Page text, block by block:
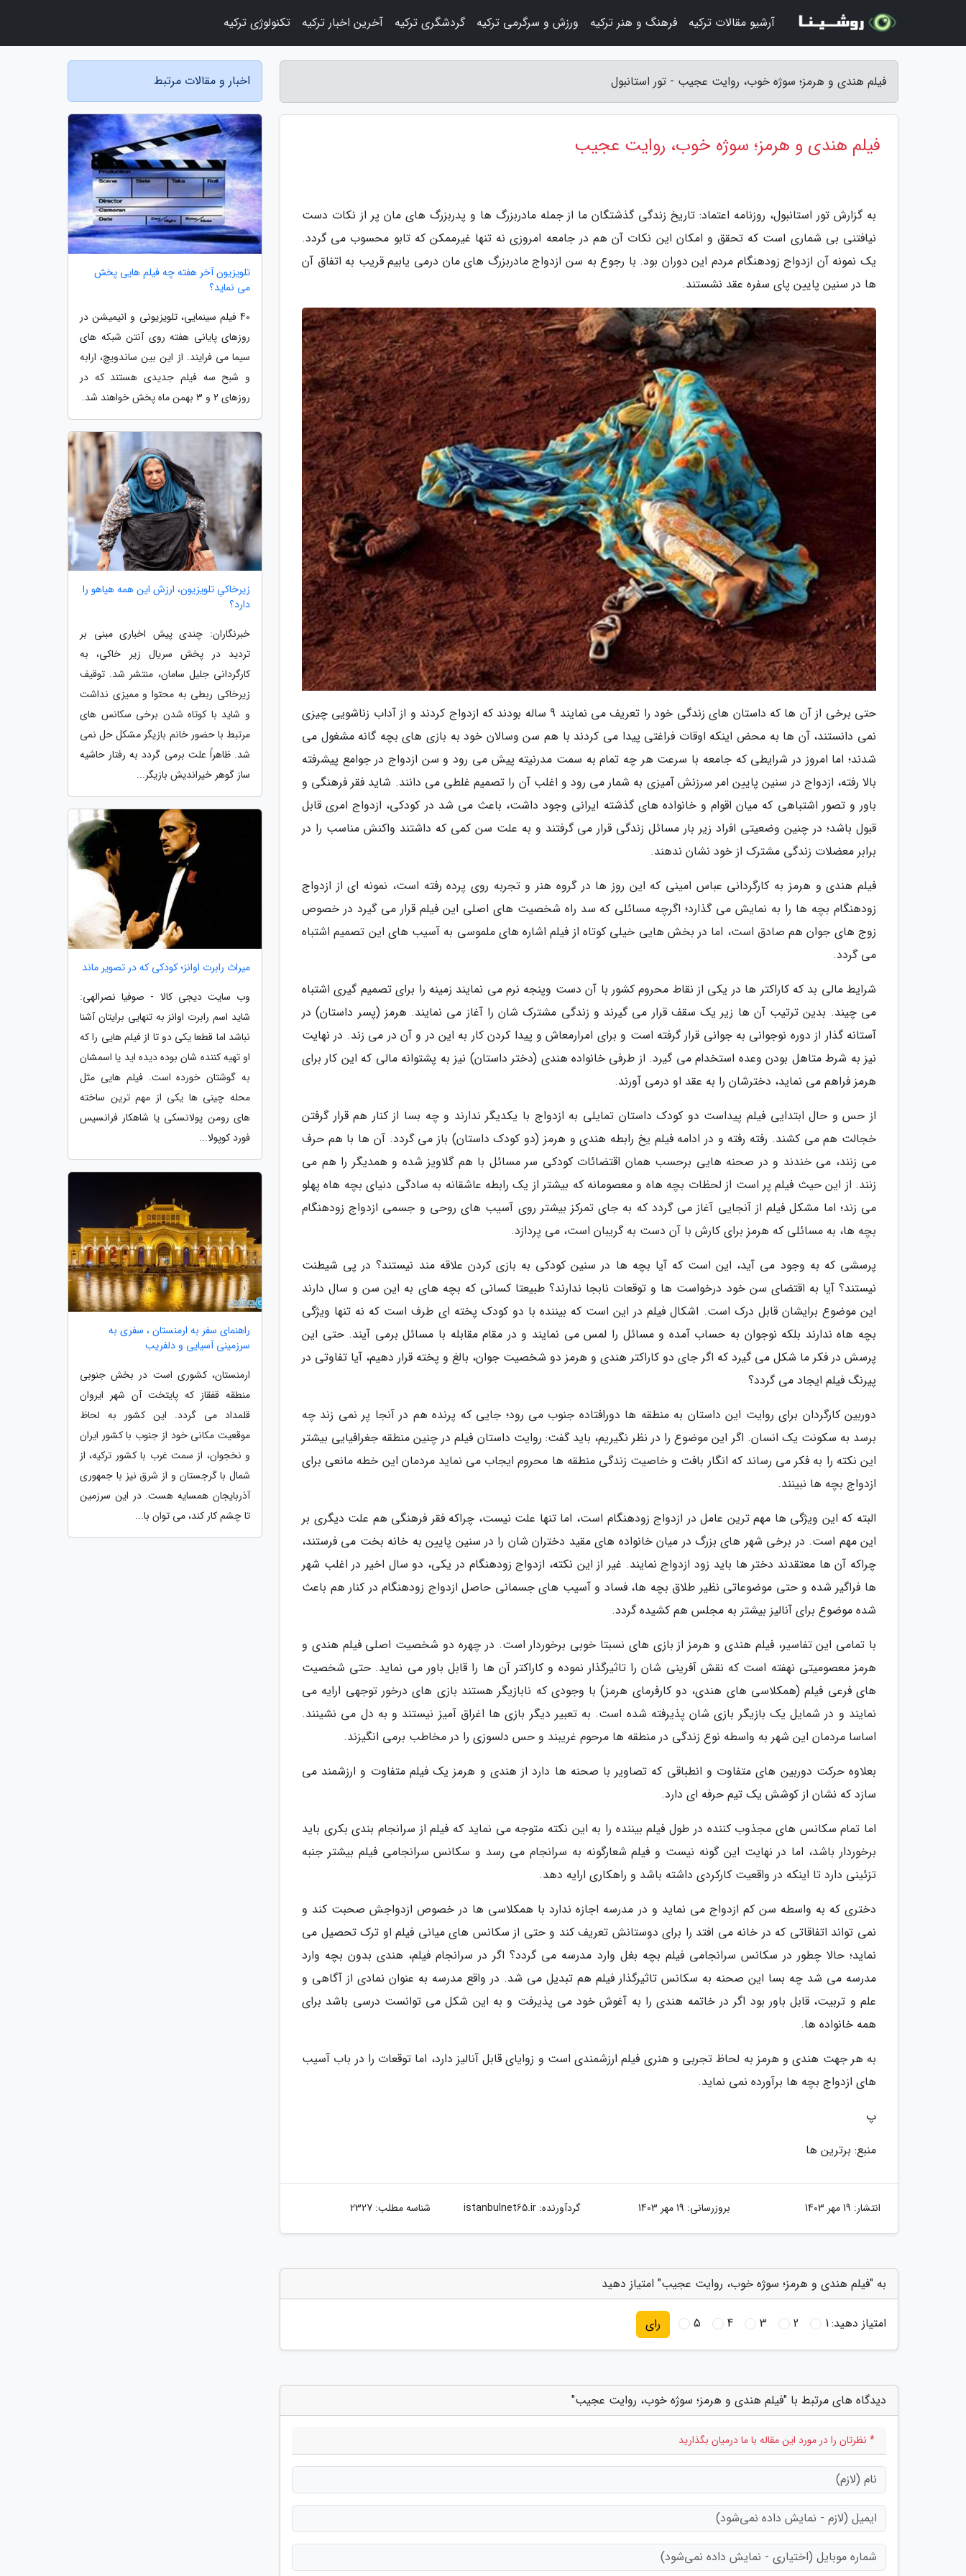
فیلم هندی و هرمز؛ سوژه خوب، روایت عجیب - تور استانبول
فیلم هندی و هرمز؛ سوژه خوب، روایت عجیب
به گزارش تور استانبول، روزنامه اعتماد: تاریخ زندگی گذشتگان ما از جمله مادربزرگ ها و پدربزرگ های مان پر از نکات دست
نیافتنی بی شماری است که تحقق و امکان این نکات آن هم در جامعه امروزی نه تنها غیرممکن که تابو محسوب می گردد.
یک نمونه آن ازدواج زودهنگام مردم این دوران بود. با رجوع به سن ازدواج مادربزرگ های مان درمی یابیم قریب به اتفاق آن
ها در سنین پایین پای سفره عقد نشستند.
حتی برخی از آن ها که داستان های زندگی خود را تعریف می نمایند 9 ساله بودند که ازدواج کردند و از آداب زناشویی چیزی
نمی دانستند، آن ها به محض اینکه اوقات فراغتی پیدا می کردند با هم سن وسالان خود به بازی های بچه گانه مشغول می
شدند؛ اما امروز در شرایطی که جامعه با سرعت هر چه تمام به سمت مدرنیته پیش می رود و سن ازدواج در جوامع پیشرفته
بالا رفته، ازدواج در سنین پایین امر سرزنش آمیزی به شمار می رود و اغلب آن را تصمیم غلطی می دانند. شاید فقر فرهنگی و
باور و تصور اشتباهی که میان اقوام و خانواده های گذشته ایرانی وجود داشت، باعث می شد در کودکی، ازدواج امری قابل
قبول باشد؛ در چنین وضعیتی افراد زیر بار مسائل زندگی قرار می گرفتند و به علت سن کمی که داشتند واکنش مناسب را در
برابر معضلات زندگی مشترک از خود نشان ندهند.
فیلم هندی و هرمز به کارگردانی عباس امینی که این روز ها در گروه هنر و تجربه روی پرده رفته است، نمونه ای از ازدواج
زودهنگام بچه ها را به نمایش می گذارد؛ اگرچه مسائلی که سد راه شخصیت های اصلی این فیلم قرار می گیرد در خصوص
زوج های جوان هم صادق است، اما در بخش هایی خیلی کوتاه از فیلم اشاره های ملموسی به آسیب های این تصمیم اشتباه
می گردد.
شرایط مالی بد که کاراکتر ها در یکی از نقاط محروم کشور با آن دست وپنجه نرم می نمایند زمینه را برای تصمیم گیری اشتباه
می چیند. بدین ترتیب آن ها زیر یک سقف قرار می گیرند و زندگی مشترک شان را آغاز می نمایند. هرمز (پسر داستان) در
آستانه گذار از دوره نوجوانی به جوانی قرار گرفته است و برای امرارمعاش و پیدا کردن کار به این در و آن در می زند. در نهایت
نیز به شرط متاهل بودن وعده استخدام می گیرد. از طرفی خانواده هندی (دختر داستان) نیز به پشتوانه مالی که این کار برای
هرمز فراهم می نماید، دخترشان را به عقد او درمی آورند.
از حس و حال ابتدایی فیلم پیداست دو کودک داستان تمایلی به ازدواج با یکدیگر ندارند و چه بسا از کنار هم قرار گرفتن
خجالت هم می کشند. رفته رفته و در ادامه فیلم یخ رابطه هندی و هرمز (دو کودک داستان) باز می گردد. آن ها با هم حرف
می زنند، می خندند و در صحنه هایی برحسب همان اقتضائات کودکی سر مسائل با هم گلاویز شده و همدیگر را هم می
زنند. از این حیث فیلم پر است از لحظات بچه هاه و معصومانه که بیشتر از یک رابطه عاشقانه به سادگی دنیای بچه هاه پهلو
می زند؛ اما مشکل فیلم از آنجایی آغاز می گردد که به جای تمرکز بیشتر روی آسیب های روحی و جسمی ازدواج زودهنگام
بچه ها، به مسائلی که هرمز برای کارش با آن دست به گریبان است، می پردازد.
پرسشی که به وجود می آید، این است که آیا بچه ها در سنین کودکی به بازی کردن علاقه مند نیستند؟ در پی شیطنت
نیستند؟ آیا به اقتضای سن خود درخواست ها و توقعات نابجا ندارند؟ طبیعتا کسانی که بچه های به این سن و سال دارند
این موضوع برایشان قابل درک است. اشکال فیلم در این است که بیننده با دو کودک پخته ای طرف است که نه تنها ویژگی
بچه هاه ندارند بلکه نوجوان به حساب آمده و مسائل را لمس می نمایند و در مقام مقابله با مسائل برمی آیند. حتی این
پرسش در فکر ما شکل می گیرد که اگر جای دو کاراکتر هندی و هرمز دو شخصیت جوان، بالغ و پخته قرار دهیم، آیا تفاوتی در
پیرنگ فیلم ایجاد می گردد؟
دوربین کارگردان برای روایت این داستان به منطقه ها دورافتاده جنوب می رود؛ جایی که پرنده هم در آنجا پر نمی زند چه
برسد به سکونت یک انسان. اگر این موضوع را در نظر نگیریم، باید گفت: روایت داستان فیلم در چنین منطقه جغرافیایی بیشتر
این نکته را به فکر می رساند که انگار بافت و خاصیت زندگی منطقه ها محروم ایجاب می نماید مردمان این خطه مانعی برای
ازدواج بچه ها نبینند.
البته که این ویژگی ها مهم ترین عامل در ازدواج زودهنگام است، اما تنها علت نیست، چراکه فقر فرهنگی هم علت دیگری بر
این مهم است. در برخی شهر های بزرگ در میان خانواده های مقید دختران شان را در سنین پایین به خانه بخت می فرستند،
چراکه آن ها معتقدند دختر ها باید زود ازدواج نمایند. غیر از این نکته، ازدواج زودهنگام در یکی، دو سال اخیر در اغلب شهر
ها فراگیر شده و حتی موضوعاتی نظیر طلاق بچه ها، فساد و آسیب های جسمانی حاصل ازدواج زودهنگام در کنار هم باعث
شده موضوع برای آنالیز بیشتر به مجلس هم کشیده گردد.
با تمامی این تفاسیر، فیلم هندی و هرمز از بازی های نسبتا خوبی برخوردار است. در چهره دو شخصیت اصلی فیلم هندی و
هرمز معصومیتی نهفته است که نقش آفرینی شان را تاثیرگذار نموده و کاراکتر آن ها را قابل باور می نماید. حتی شخصیت
های فرعی فیلم (همکلاسی های هندی، دو کارفرمای هرمز) با وجودی که نابازیگر هستند بازی های درخور توجهی ارایه می
نمایند و در شمایل یک بازیگر بازی شان پذیرفته شده است. به تعبیر دیگر بازی ها اغراق آمیز نیستند و به دل می نشینند.
اساسا مردمان این شهر به واسطه نوع زندگی در منطقه ها مرحوم غریبند و حس دلسوزی را در مخاطب برمی انگیزند.
بعلاوه حرکت دوربین های متفاوت و انطباقی که تصاویر با صحنه ها دارد از هندی و هرمز یک فیلم متفاوت و ارزشمند می
سازد که نشان از کوشش یک تیم حرفه ای دارد.
اما تمام سکانس های مجذوب کننده در طول فیلم بیننده را به این نکته متوجه می نماید که فیلم از سرانجام بندی بکری باید
برخوردار باشد، اما در نهایت این گونه نیست و فیلم شعارگونه به سرانجام می رسد و سکانس سرانجامی فیلم بیشتر جنبه
تزئینی دارد تا اینکه در واقعیت کارکردی داشته باشد و راهکاری ارایه دهد.
دختری که به واسطه سن کم ازدواج می نماید و در مدرسه اجازه ندارد با همکلاسی ها در خصوص ازدواجش صحبت کند و
نمی تواند اتفاقاتی که در خانه می افتد را برای دوستانش تعریف کند و حتی از سکانس های میانی فیلم او ترک تحصیل می
نماید؛ حالا چطور در سکانس سرانجامی فیلم بچه بغل وارد مدرسه می گردد؟ اگر در سرانجام فیلم، هندی بدون بچه وارد
مدرسه می شد چه بسا این صحنه به سکانس تاثیرگذار فیلم هم تبدیل می شد. در واقع مدرسه به عنوان نمادی از آگاهی و
علم و تربیت، قابل باور بود اگر در خاتمه هندی را به آغوش خود می پذیرفت و به این شکل می توانست درسی باشد برای
همه خانواده ها.
به هر جهت هندی و هرمز به لحاظ تجربی و هنری فیلم ارزشمندی است و زوایای قابل آنالیز دارد، اما توقعات را در باب آسیب
های ازدواج بچه ها برآورده نمی نماید.
پ
منبع: برترین ها
انتشار: 19 مهر 1403 بروزرسانی: 19 مهر 1403 گردآورنده:istanbulnet65.ir شناسه مطلب: 2327
به "فیلم هندی و هرمز؛ سوژه خوب، روایت عجیب" امتیاز دهید
امتیاز دهید:1
2
3
4
5 رای
دیدگاه های مرتبط با "فیلم هندی و هرمز؛ سوژه خوب، روایت عجیب"
* نظرتان را در مورد این مقاله با ما درمیان بگذارید
اخبار و مقالات مرتبط
تلویزیون آخر هفته چه فیلم هایی پخش
می نماید؟
40 فیلم سینمایی، تلویزیونی و انیمیشن در
روزهای پایانی هفته روی آنتن شبکه های
سیما می فرایند. از این بین ساندویچ، ارابه
و شبح سه فیلم جدیدی هستند که در
روزهای 2 و 3 بهمن ماه پخش خواهند شد.
زیرخاکیِ تلویزیون، ارزش این همه هیاهو را
دارد؟
خبرنگاران: چندی پیش اخباری مبنی بر
تردید در پخش سریال زیر خاکی، به
کارگردانی جلیل سامان، منتشر شد. توقیف
زیرخاکی ربطی به محتوا و ممیزی نداشت
و شاید با کوتاه شدن برخی سکانس های
مرتبط با حضور خانم بازیگر مشکل حل نمی
شد. ظاهراً علت برمی گردد به رفتار حاشیه
ساز گوهر خیراندیش بازیگر...
میراث رابرت اوانز؛ کودکی که در تصویر ماند
وب سایت دیجی کالا - صوفیا نصرالهی:
شاید اسم رابرت اوانز به تنهایی برایتان آشنا
نباشد اما قطعا یکی دو تا از فیلم هایی را که
او تهیه کننده شان بوده دیده اید یا اسمشان
به گوشتان خورده است. فیلم هایی مثل
محله چینی ها یکی از مهم ترین ساخته
های رومن پولانسکی یا شاهکار فرانسیس
فورد کوپولا...
راهنمای سفر به ارمنستان ، سفری به
سرزمینی آسیایی و دلفریب
ارمنستان، کشوری است در بخش جنوبی
منطقه قفقاز که پایتخت آن شهر ایروان
قلمداد می گردد. این کشور به لحاظ
موقعیت مکانی خود از جنوب با کشور ایران
و نخجوان، از سمت غرب با کشور ترکیه، از
شمال با گرجستان و از شرق نیز با جمهوری
آذربایجان همسایه هست. در این سرزمین
تا چشم کار کند، می توان با...
آرشیو مقالات ترکیه فرهنگ و هنر ترکیه ورزش و سرگرمی ترکیه گردشگری ترکیه آخرین اخبار ترکیه تکنولوژی ترکیه